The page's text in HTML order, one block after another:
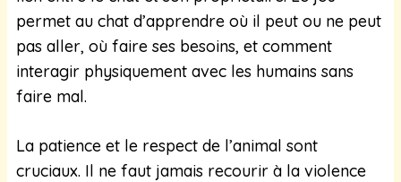
permet au chat d’apprendre où il peut ou ne peut
pas aller, où faire ses besoins, et comment
interagir physiquement avec les humains sans
faire mal.
La patience et le respect de l’animal sont
cruciaux. Il ne faut jamais recourir à la violence